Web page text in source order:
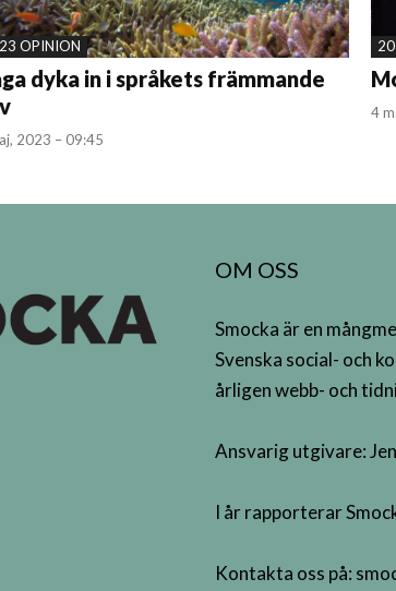
OPINION
dyka in i språkets främmande
2023 – 09:45
4
OM OSS
Smocka är en
Svenska social- och
årligen webb- och
Ansvarig utgivare:
I år rapporterar
Kontakta oss på: